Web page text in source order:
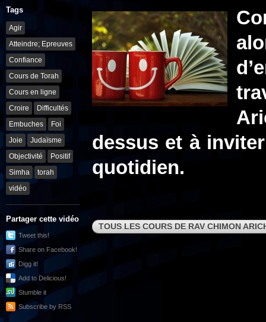
Tags
Agir
Atteindre; Epreuves
Confiance
Cours de Torah
Cours en ligne
Croire
Difficultés
Embuches
Foi
Joie
Judaïsme
Objectivité
Positif
Simha
torah
vidéo
Partager cette vidéo
Tweet this!
Share on Facebook!
Digg it!
Add to Delicious!
Stumble it
Subscribe by RSS
dessus et à
quotidien.
TOUS LES COURS DE RAV CHIMON